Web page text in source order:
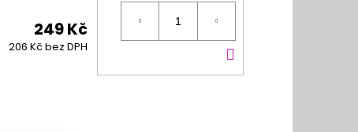
249 Kč
206 Kč bez DPH
KOŠÍKU